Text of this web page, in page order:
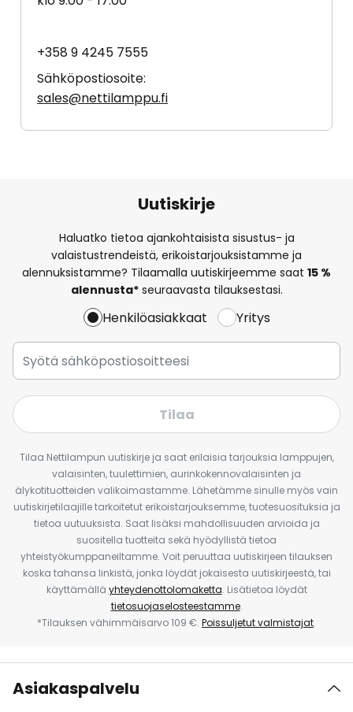
+358 9 4245 7555
Sähköpostiosoite:
sales@nettilamppu.fi
Uutiskirje
Haluatko tietoa ajankohtaisista sisustus- ja
valaistustrendeistä, erikoistarjouksistamme ja
alennuksistamme? Tilaamalla uutiskirjeemme saat 15 %
alennusta*seuraavasta tilauksestasi.
Henkilöasiakkaat Yritys
Tilaa
Tilaa Nettilampun uutiskirje ja saat erilaisia tarjouksia lamppujen,
valaisinten, tuulettimien, aurinkokennovalaisinten ja
älykotituotteiden valikoimastamme. Lähetämme sinulle myös vain
uutiskirjetilaajille tarkoitetut erikoistarjouksemme, tuotesuosituksia ja
tietoa uutuuksista. Saat lisäksi mahdollisuuden arvioida ja
suositella tuotteita sekä hyödyllistä tietoa
yhteistyökumppaneiltamme. Voit peruuttaa uutiskirjeen tilauksen
koska tahansa linkistä, jonka löydät jokaisesta uutiskirjeestä, tai
käyttämällä yhteydenottolomaketta. Lisätietoa löydät
tietosuojaselosteestamme.
*Tilauksen vähimmäisarvo 109 €. Poissuljetut valmistajat.
Asiakaspalvelu